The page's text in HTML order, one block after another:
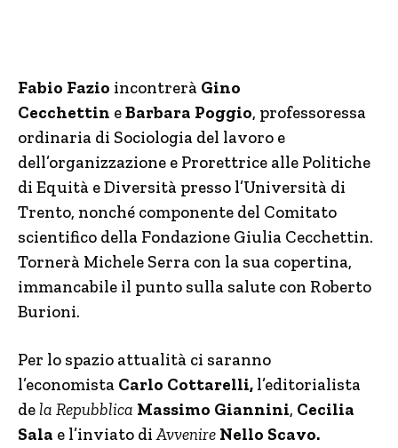
Fabio Fazio incontrerà Gino
Cecchettin eBarbara Poggio, professoressa
ordinaria di Sociologia del lavoro e
dell’organizzazione e Prorettrice alle Politiche
di Equità e Diversità presso l’Università di
Trento, nonché componente del Comitato
scientifico della Fondazione Giulia Cecchettin.
Tornerà Michele Serra con la sua copertina,
immancabile il punto sulla salute con Roberto
Burioni.
Per lo spazio attualità ci saranno
l’economista Carlo Cottarelli, l’editorialista
de la Repubblica Massimo Giannini, Cecilia
Sala e l’inviato diAvvenire Nello Scavo.